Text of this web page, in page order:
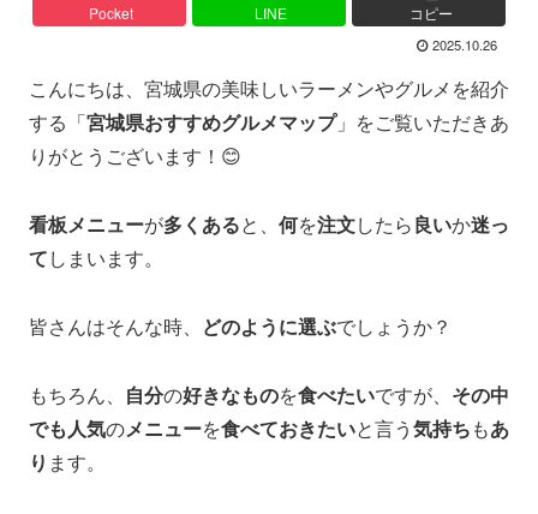
Pocket LINE コピー
2025.10.26
こんにちは、宮城県の美味しいラーメンやグルメを紹介
する「宮城県おすすめグルメマップ」をご覧いただきあ
りがとうございます！😊
看板メニューが多くあると、 何を注文したら良いか迷っ
てしまいます。
皆さんはそんな時、 どのように選ぶでしょうか？
もちろん、 自分の好きなものを食べたいですが、 その中
でも人気のメニューを食べておきたいと言う気持ちもあ
り ます。